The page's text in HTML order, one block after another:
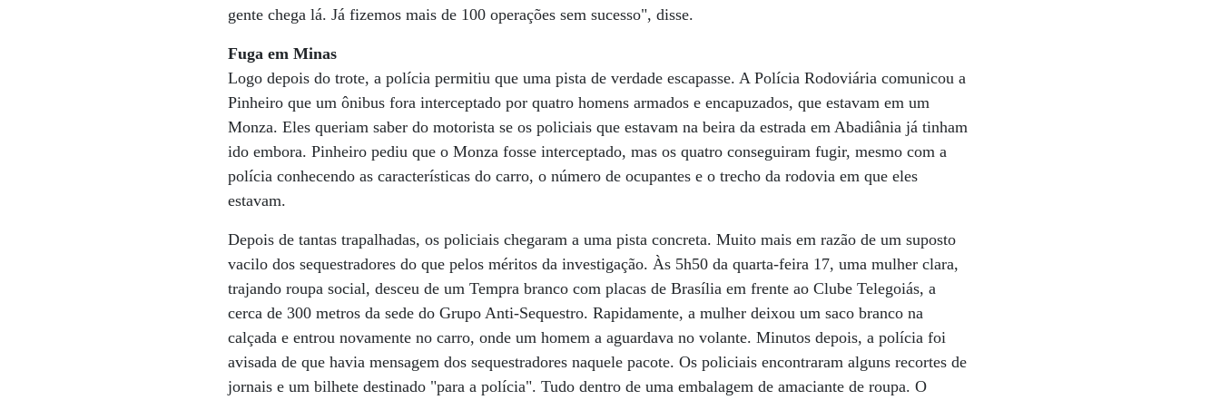
gente chega lá. Já fizemos mais de 100 operações sem sucesso", disse.
Fuga em Minas
Logo depois do trote, a polícia permitiu que uma pista de verdade escapasse. A Polícia Rodoviária comunicou a
Pinheiro que um ônibus fora interceptado por quatro homens armados e encapuzados, que estavam em um
Monza. Eles queriam saber do motorista se os policiais que estavam na beira da estrada em Abadiânia já tinham
ido embora. Pinheiro pediu que o Monza fosse interceptado, mas os quatro conseguiram fugir, mesmo com a
polícia conhecendo as características do carro, o número de ocupantes e o trecho da rodovia em que eles
estavam.
Depois de tantas trapalhadas, os policiais chegaram a uma pista concreta. Muito mais em razão de um suposto
vacilo dos sequestradores do que pelos méritos da investigação. Às 5h50 da quarta-feira 17, uma mulher clara,
trajando roupa social, desceu de um Tempra branco com placas de Brasília em frente ao Clube Telegoiás, a
cerca de 300 metros da sede do Grupo Anti-Sequestro. Rapidamente, a mulher deixou um saco branco na
calçada e entrou novamente no carro, onde um homem a aguardava no volante. Minutos depois, a polícia foi
avisada de que havia mensagem dos sequestradores naquele pacote. Os policiais encontraram alguns recortes de
jornais e um bilhete destinado "para a polícia". Tudo dentro de uma embalagem de amaciante de roupa. O